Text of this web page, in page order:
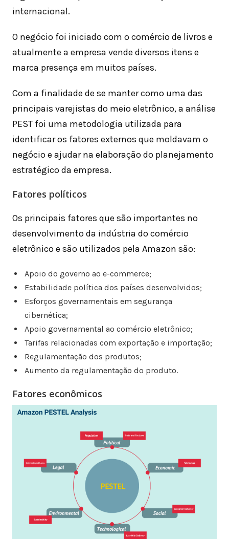
internacional.
O negócio foi iniciado com o comércio de livros e
atualmente a empresa vende diversos itens e
marca presença em muitos países.
Com a finalidade de se manter como uma das
principais varejistas do meio eletrônico, a análise
PEST foi uma metodologia utilizada para
identificar os fatores externos que moldavam o
negócio e ajudar na elaboração do planejamento
estratégico da empresa.
Fatores políticos
Os principais fatores que são importantes no
desenvolvimento da indústria do comércio
eletrônico e são utilizados pela Amazon são:
Apoio do governo ao e-commerce;
Estabilidade política dos países desenvolvidos;
Esforços governamentais em segurança
cibernética;
Apoio governamental ao comércio eletrônico;
Tarifas relacionadas com exportação e importação;
Regulamentação dos produtos;
Aumento da regulamentação do produto.
Fatores econômicos